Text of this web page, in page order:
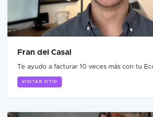
Fran del Casal
Te ayudo a facturar 10 veces más con tu
VISITAR SITIO